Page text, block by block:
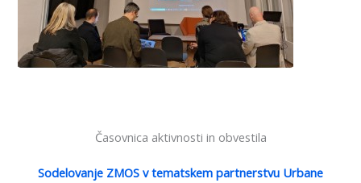
Časovnica aktivnosti in obvestila
Sodelovanje ZMOS v tematskem partnerstvu Urbane